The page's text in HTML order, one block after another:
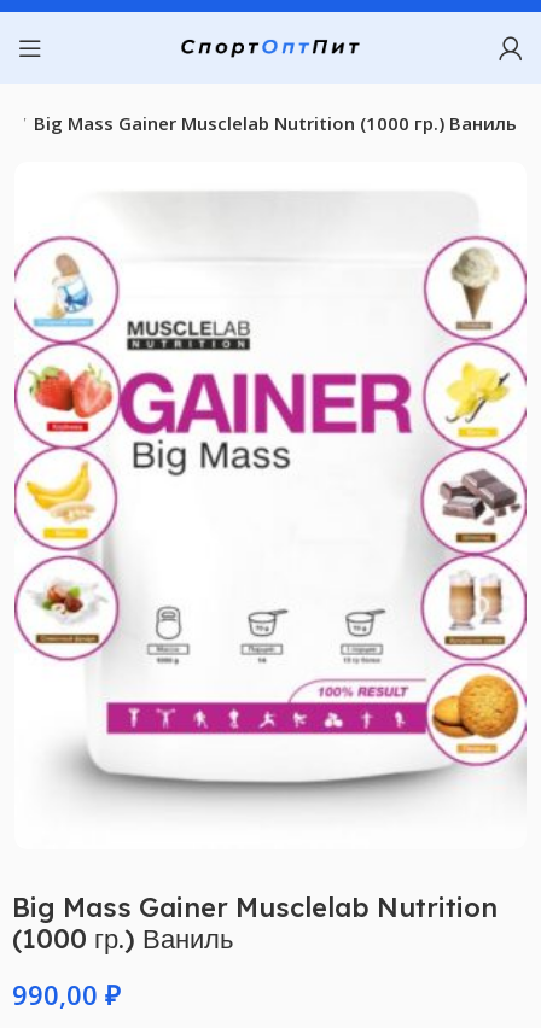
Big Mass Gainer Musclelab Nutrition (1000 гр.) Ваниль
Big Mass Gainer Musclelab Nutrition
(1000 гр.) Ваниль
₽